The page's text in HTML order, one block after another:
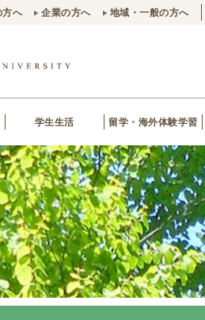
へ 企業の方へ 地域・一般の方へ
学生生活 留学・海外体験学習